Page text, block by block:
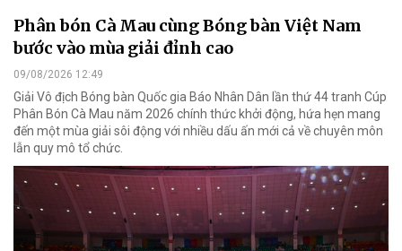
Phân bón Cà Mau cùng Bóng bàn Việt Nam
bước vào mùa giải đỉnh cao
09/08/2026 12:49
Giải Vô địch Bóng bàn Quốc gia Báo Nhân Dân lần thứ 44 tranh Cúp
Phân Bón Cà Mau năm 2026 chính thức khởi động, hứa hẹn mang
đến một mùa giải sôi động với nhiều dấu ấn mới cả về chuyên môn
lẫn quy mô tổ chức.